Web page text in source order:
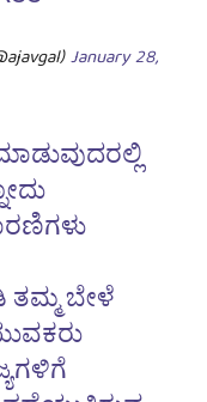
January 28,
ತಮ್ಮ ಬೇಳೆ